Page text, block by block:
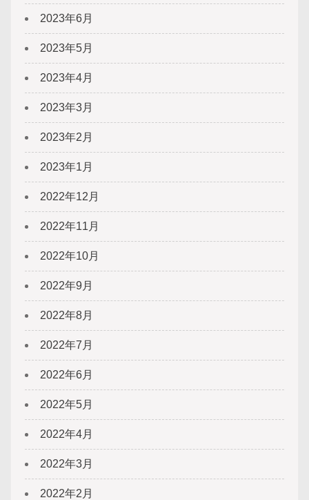
2023年6月
2023年5月
2023年4月
2023年3月
2023年2月
2023年1月
2022年12月
2022年11月
2022年10月
2022年9月
2022年8月
2022年7月
2022年6月
2022年5月
2022年4月
2022年3月
2022年2月